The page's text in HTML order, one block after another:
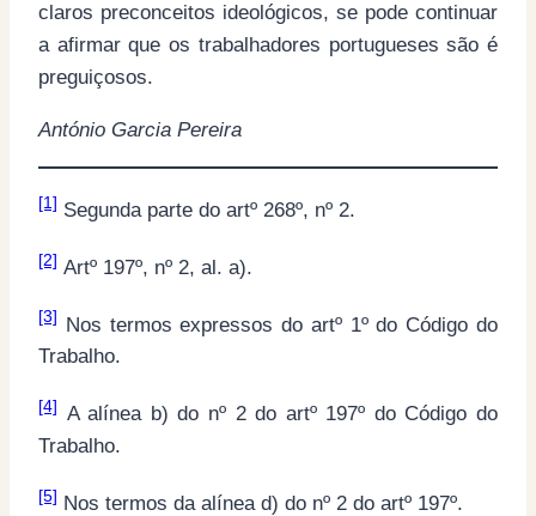
claros preconceitos ideológicos, se pode continuar
a afirmar que os trabalhadores portugueses são é
preguiçosos.
António Garcia Pereira
[1] Segunda parte do artº 268º, nº 2.
[2] Artº 197º, nº 2, al. a).
[3]
Nos termos expressos do artº 1º do Código do
Trabalho.
[4] A alínea b) do nº 2 do artº 197º do Código do
Trabalho.
[5] Nos termos da alínea d) do nº 2 do artº 197º.